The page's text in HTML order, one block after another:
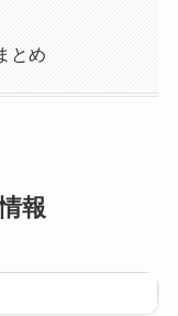
とめ
報